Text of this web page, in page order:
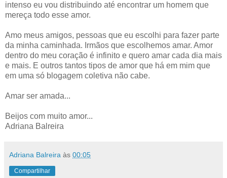
intenso eu vou distribuindo até encontrar um homem que
mereça todo esse amor.
Amo meus amigos, pessoas que eu escolhi para fazer parte
da minha caminhada. Irmãos que escolhemos amar. Amor
dentro do meu coração é infinito e quero amar cada dia mais
e mais. E outros tantos tipos de amor que há em mim que
em uma só blogagem coletiva não cabe.
Amar ser amada...
Beijos com muito amor...
Adriana Balreira
Adriana Balreira às 00:05
Compartilhar